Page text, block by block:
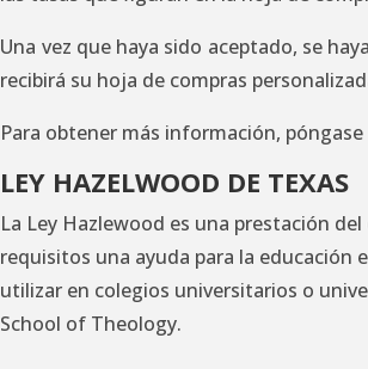
Una vez que haya sido aceptado, se
recibirá su hoja de compras
Para obtener más información,
LEY HAZELWOOD DE TEXAS
La Ley Hazlewood es una prestación
requisitos una ayuda para la
utilizar en colegios universitarios o
School of Theology.